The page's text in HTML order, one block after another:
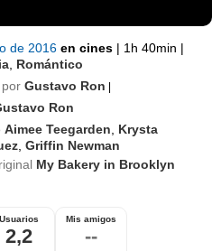
de 2016en cines | 1h 40min |
Romántico
Gustavo Ron |
Ron
Aimee Teegarden
Krysta
,Griffin Newman
My Bakery in Brooklyn
Usuarios
2,2
Mis amigos
--